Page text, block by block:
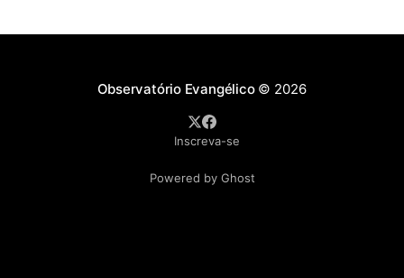
Observatório Evangélico© 2026
Inscreva-se
Powered by Ghost